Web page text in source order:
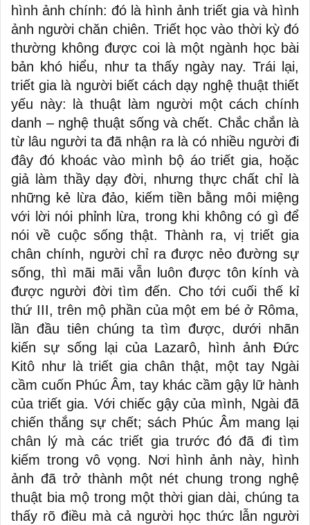
hình ảnh chính: đó là hình ảnh triết gia và hình
ảnh người chăn chiên. Triết học vào thời kỳ đó
thường không được coi là một ngành học bài
bản khó hiểu, như ta thấy ngày nay. Trái lại,
triết gia là người biết cách dạy nghệ thuật thiết
yếu này: là thuật làm người một cách chính
danh – nghệ thuật sống và chết. Chắc chắn là
từ lâu người ta đã nhận ra là có nhiều người đi
đây đó khoác vào mình bộ áo triết gia, hoặc
giả làm thầy dạy đời, nhưng thực chất chỉ là
những kẻ lừa đảo, kiếm tiền bằng môi miệng
với lời nói phỉnh lừa, trong khi không có gì để
nói về cuộc sống thật. Thành ra, vị triết gia
chân chính, người chỉ ra được nẻo đường sự
sống, thì mãi mãi vẫn luôn được tôn kính và
được người đời tìm đến. Cho tới cuối thế kỉ
thứ III, trên mộ phần của một em bé ở Rôma,
lần đầu tiên chúng ta tìm được, dưới nhãn
kiến sự sống lại của Lazarô, hình ảnh Đức
Kitô như là triết gia chân thật, một tay Ngài
cầm cuốn Phúc Âm, tay khác cầm gậy lữ hành
của triết gia. Với chiếc gậy của mình, Ngài đã
chiến thắng sự chết; sách Phúc Âm mang lại
chân lý mà các triết gia trước đó đã đi tìm
kiếm trong vô vọng. Nơi hình ảnh này, hình
ảnh đã trở thành một nét chung trong nghệ
thuật bia mộ trong một thời gian dài, chúng ta
thấy rõ điều mà cả người học thức lẫn người